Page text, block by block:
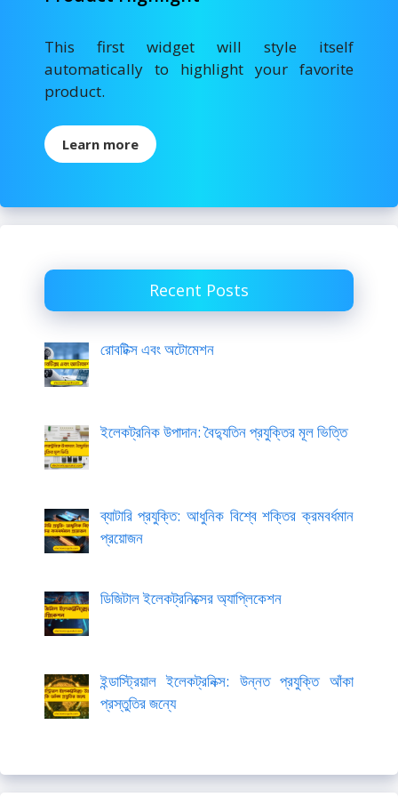
This first widget will style itself
automatically to highlight your favorite
product.
Learn more
Recent Posts
রোবটিক্স এবং অটোমেশন
ইলেকট্রনিক উপাদান: বৈদ্যুতিন প্রযুক্তির মূল ভিত্তি
ব্যাটারি প্রযুক্তি: আধুনিক বিশ্বে শক্তির ক্রমবর্ধমান
প্রয়োজন
ডিজিটাল ইলেকট্রনিক্সের অ্যাপ্লিকেশন
ইন্ডাস্ট্রিয়াল ইলেকট্রনিক্স: উন্নত প্রযুক্তি আঁকা
প্রস্তুতির জন্যে